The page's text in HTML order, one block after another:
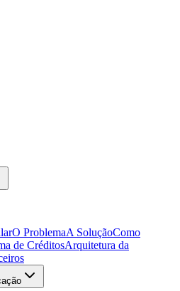
O ProblemaA SoluçãoComo
de CréditosArquitetura da